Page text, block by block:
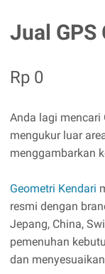
Jual
Rp 0
Anda lagi mencari
mengukur luar
menggambarkan
Geometri Kendari
resmi dengan
Jepang, China,
pemenuhan
dan